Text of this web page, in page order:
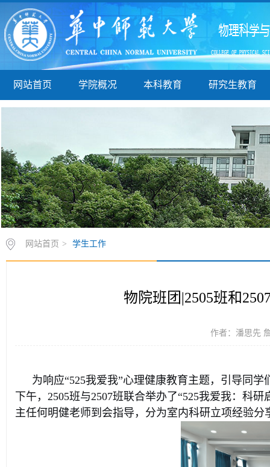
网站首页 学院概况 本科教育 研究生教育
网站首页 > 学生工作
物院班团|2505班和
作者：潘思先
为响应“525我爱我”心理健康教育主题，引导同
下午，2505班与2507班联合举办了“525我爱我：科
主任何明健老师到会指导，分为室内科研立项经验